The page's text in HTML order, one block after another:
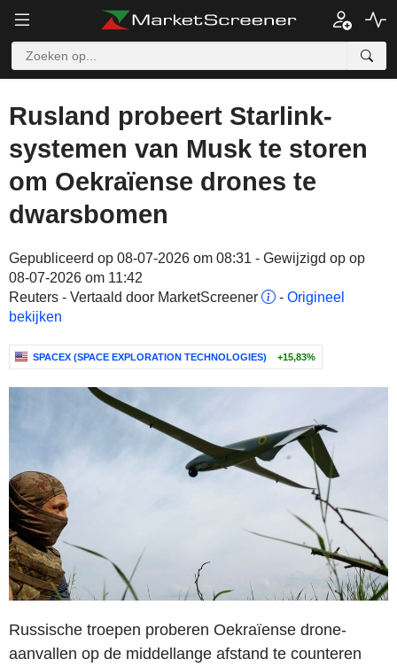
Rusland probeert Starlink-
systemen van Musk te storen
om Oekraïense drones te
dwarsbomen
Gepubliceerd op 08-07-2026 om 08:31 - Gewijzigd op op
08-07-2026 om 11:42
Reuters - Vertaald door MarketScreener
- Origineel
bekijken
SPACEX (SPACE EXPLORATION TECHNOLOGIES) +15,83%
Russische troepen proberen Oekraïense drone-
aanvallen op de middellange afstand te counteren